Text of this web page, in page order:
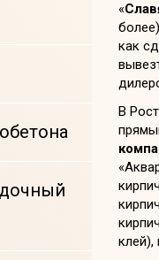
«
как
В
клей),